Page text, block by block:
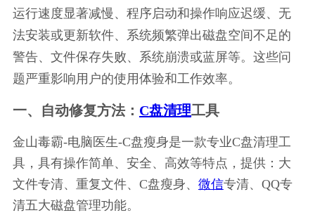
运行速度显著减慢、程序启动和操作响应迟缓、无
法安装或更新软件、系统频繁弹出磁盘空间不足的
警告、文件保存失败、系统崩溃或蓝屏等。这些问
题严重影响用户的使用体验和工作效率。
一、自动修复方法： C盘清理工具
金山毒霸-电脑医生-C盘瘦身是一款专业C盘清理工
具，具有操作简单、安全、高效等特点，提供：大
文件专清、重复文件、C盘瘦身、 微信专清、QQ专
清五大磁盘管理功能。